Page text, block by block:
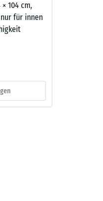
104 cm,
nur für innen